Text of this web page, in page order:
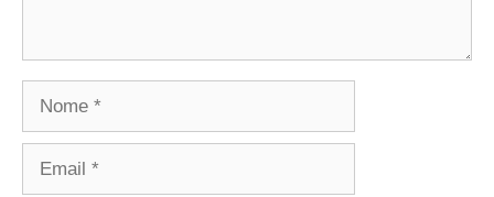
Nome
Email